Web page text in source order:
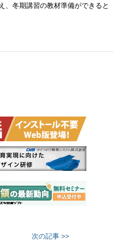
、冬期講習の教材準備ができると
次の記事 >>